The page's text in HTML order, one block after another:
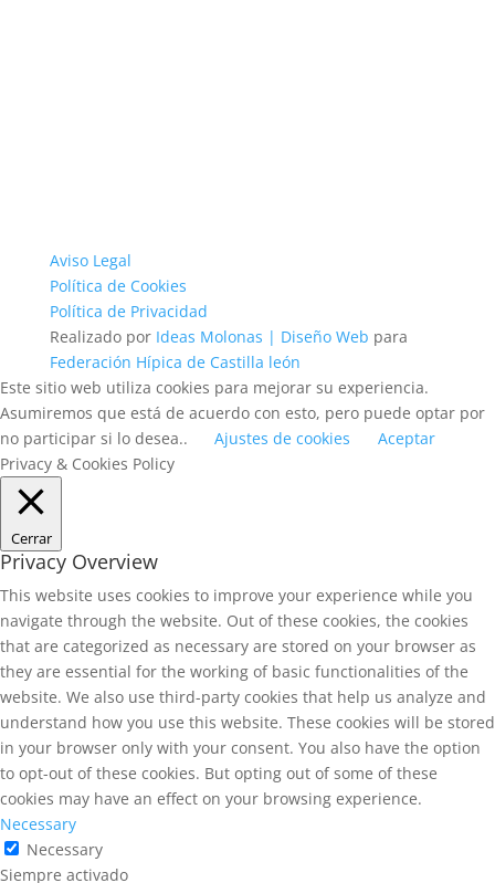
Aviso Legal
Política de Cookies
Política de Privacidad
Realizado por Ideas Molonas | Diseño Web para
Federación Hípica de Castilla león
Este sitio web utiliza cookies para mejorar su experiencia.
Asumiremos que está de acuerdo con esto, pero puede optar por
no participar si lo desea..
Ajustes de cookies
Aceptar
Privacy & Cookies Policy
Cerrar
Privacy Overview
This website uses cookies to improve your experience while you
navigate through the website. Out of these cookies, the cookies
that are categorized as necessary are stored on your browser as
they are essential for the working of basic functionalities of the
website. We also use third-party cookies that help us analyze and
understand how you use this website. These cookies will be stored
in your browser only with your consent. You also have the option
to opt-out of these cookies. But opting out of some of these
cookies may have an effect on your browsing experience.
Necessary
Necessary
Siempre activado